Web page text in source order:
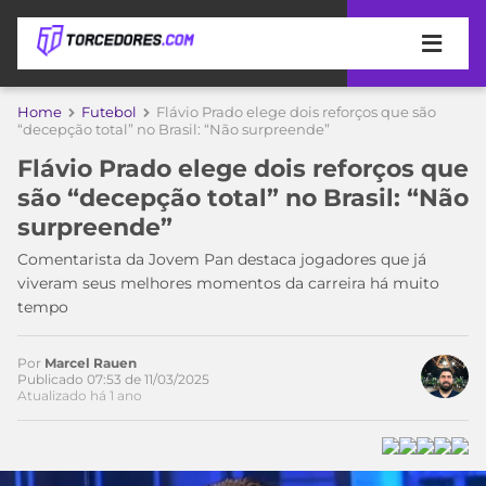
APOSTAS
DE
APOSTA
MELHORES
SITES
APOSTAS
2026
COPA
DO
MUNDO
TIMES
MEU
TIME
CAMPEONATOS
Home Futebol
Flávio Prado elege dois reforços que são
“decepção total” no Brasil: “Não surpreende”
Flávio Prado elege dois reforços que
são “decepção total” no Brasil: “Não
surpreende”
Comentarista da Jovem Pan destaca jogadores que já
viveram seus melhores momentos da carreira há muito
tempo
Por Marcel Rauen
Publicado 07:53 de 11/03/2025
Atualizado há 1 ano